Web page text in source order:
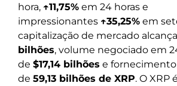
hora, ↑11,75% em 24 horas e
impressionantes ↑35,25% em
capitalização de mercado alcança
bilhões, volume negociado em
de $17,14 bilhões e
de 59,13 bilhões de XRP. O XRP